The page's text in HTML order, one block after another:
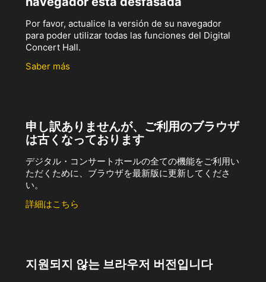
Por favor, actualice la versión de su navegador
para poder utilizar todas las funciones del Digital
Concert Hall.
Saber más
申し訳ありませんが、ご利用のブラウザ
は古くなっております
デジタル・コンサートホールの全ての機能をご利用い
ただくために、ブラウザを最新版に更新してくださ
い。
詳細はこちら
지원되지 않는 브라우저 버전입니다